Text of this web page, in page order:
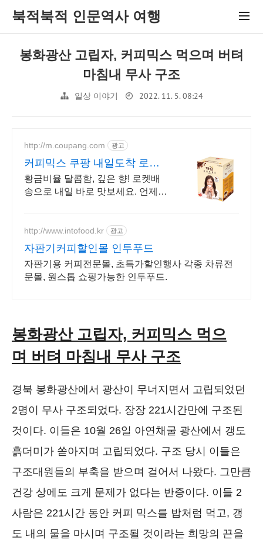
북적북적 인문역사 여행
봉화광산 고립자, 커피믹스 먹으며 버텨
마침내 무사 구조
일상 이야기 2022. 11. 5. 08:24
http://m.coupang.com 광고
커피믹스 쿠팡 내일도착 로켓
배송
황금비율 달콤함, 깊은 향! 로켓배
송으로 내일 바로 맛보세요. 언제
http://www.intofood.kr 광고
자판기커피할인몰 인투푸드
자판기용 커피전문몰, 초특가할인행사 각종 차류전
문몰, 원스톱 쇼핑가능한 인투푸드.
봉화광산 고립자, 커피믹스 먹으
며 버텨 마침내 무사 구조
경북 봉화광산에서 광산이 무너지면서 고립되었던
2명이 무사 구조되었다. 장장 221시간만에 구조된
것이다. 이들은 10월 26일 아연채굴 광산에서 갱도
흙더미가 쏟아지며 고립되었다. 구조 당시 이들은
구조대원들의 부축을 받으며 걸어서 나왔다. 그만큼
건강 상에도 크게 문제가 없다는 반증이다. 이들 2
사람은 221시간 동안 커피 믹스를 밥처럼 먹고, 갱
도 내의 물을 마시며 구조될 것이라는 희망의 끈을